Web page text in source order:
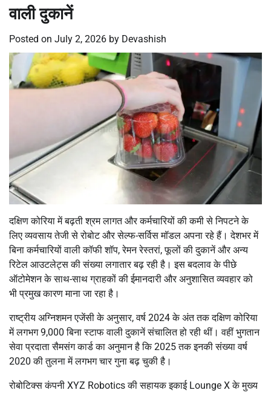
वाली दुकानें
Posted on July 2, 2026 by Devashish
दक्षिण कोरिया में बढ़ती श्रम लागत और कर्मचारियों की कमी से निपटने के
लिए व्यवसाय तेजी से रोबोट और सेल्फ-सर्विस मॉडल अपना रहे हैं। देशभर में
बिना कर्मचारियों वाली कॉफी शॉप, रेमन रेस्तरां, फूलों की दुकानें और अन्य
रिटेल आउटलेट्स की संख्या लगातार बढ़ रही है। इस बदलाव के पीछे
ऑटोमेशन के साथ-साथ ग्राहकों की ईमानदारी और अनुशासित व्यवहार को
भी प्रमुख कारण माना जा रहा है।
राष्ट्रीय अग्निशमन एजेंसी के अनुसार, वर्ष 2024 के अंत तक दक्षिण कोरिया
में लगभग 9,000 बिना स्टाफ वाली दुकानें संचालित हो रही थीं। वहीं भुगतान
सेवा प्रदाता सैमसंग कार्ड का अनुमान है कि 2025 तक इनकी संख्या वर्ष
2020 की तुलना में लगभग चार गुना बढ़ चुकी है।
रोबोटिक्स कंपनी XYZ Robotics की सहायक इकाई Lounge X के मुख्य